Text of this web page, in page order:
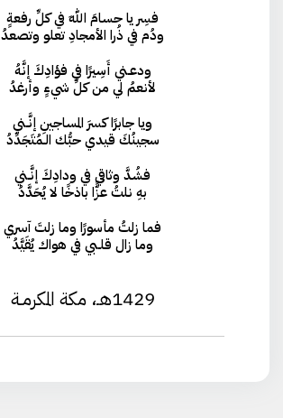
فسِر يا حسامَ اللهِ في كلِّ رفعةٍ
ودُم في ذُرا الأمجادِ تعلو وتصعدُ
ودعـني أَسِيرًا في فؤادِكَ إنَّهُ
لأنعمُ لي من كلِّ شيءٍ وأرغدُ
ويا جابرًا كسرَ المساجينِ إنَّـني
سجينُكَ قيدي حبُّك الـمُتَجَدِّدُ
فشُدَّ وثاقي في ودادِكَ إنَّـني
بهِ نلتُ عزًّا باذخًا لا يُحَدَّدُ
فما زلتُ مأسورًا وما زلتَ آسري
وما زال قلـبي في هواك يُقَيَّدُ
1429هـ، مكة المكرمـة